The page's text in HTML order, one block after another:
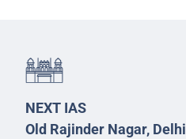
NEXT IAS
Old Rajinder Nagar, Delhi